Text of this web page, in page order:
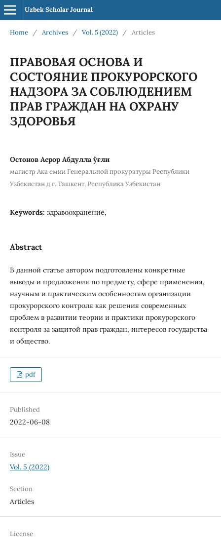
Uzbek Scholar Journal
Home / Archives / Vol. 5 (2022) / Articles
ПРАВОВАЯ ОСНОВА И
СОСТОЯНИЕ ПРОКУРОРСКОГО
НАДЗОРА ЗА СОБЛЮДЕНИЕМ
ПРАВ ГРАЖДАН НА ОХРАНУ
ЗДОРОВЬЯ
Остонов Асрор Абдулла ўғли
магистр Ака емии Генеральной прокуратуры Республики
Узбекистан д г. Ташкент, Республика Узбекистан
Keywords: здравоохранение,
Abstract
В данной статье автором подготовлены конкретные
выводы и предложения по предмету, сфере применения,
научным и практическим особенностям организации
прокурорского контроля как решения современных
проблем в развитии теории и практики прокурорского
контроля за защитой прав граждан, интересов государства
и общество.
pdf
Published
2022-06-08
Issue
Vol. 5 (2022)
Section
Articles
License